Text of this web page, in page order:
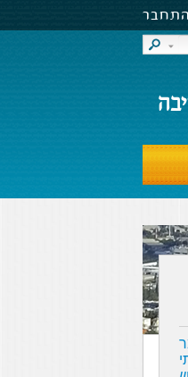
התחבר